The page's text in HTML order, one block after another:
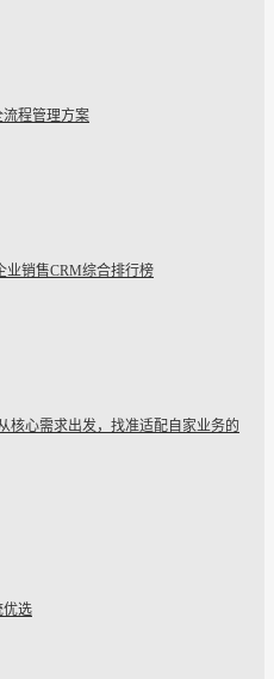
流程管理方案
业销售CRM综合排行榜
核心需求出发，找准适配自家业务的
优选